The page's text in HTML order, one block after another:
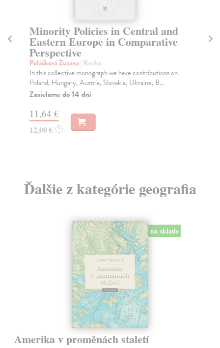
Minority Policies in Central and
Eastern Europe in Comparative
Perspective
Poláčková Zuzana| Kniha
In this collective monograph we have contributions on
Poland, Hungary, Austria, Slovakia, Ukraine, B...
Zasielame do 14 dní
11,64 €
12,00 € ?
Ďalšie z kategórie geografia
na sklade
Amerika v proměnách staletí